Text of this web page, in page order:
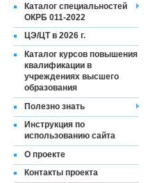
Каталог специальностей
ОКРБ 011-2022
ЦЭ/ЦТ в 2026 г.
Каталог курсов повышения
квалификации в
учреждениях высшего
образования
Полезно знать
Инструкция по
использованию сайта
О проекте
Контакты проекта